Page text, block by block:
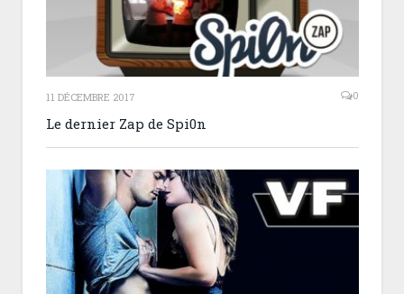
11 DÉCEMBRE 2017 0
Le dernier Zap de Spi0n